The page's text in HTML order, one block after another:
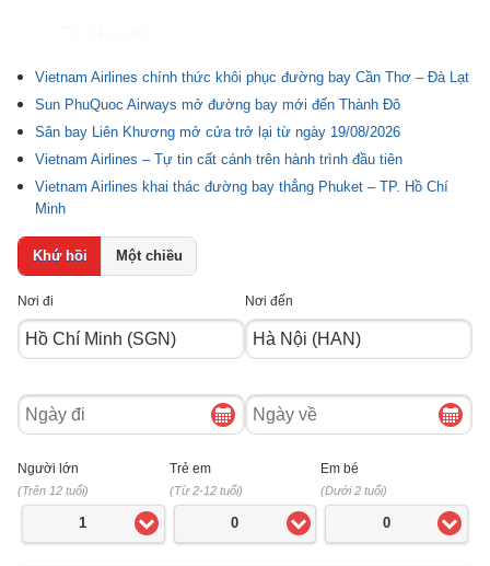
Vietnam Airlines chính thức khôi phục đường bay Cần Thơ – Đà Lạt
Sun PhuQuoc Airways mở đường bay mới đến Thành Đô
Sân bay Liên Khương mở cửa trở lại từ ngày 19/08/2026
Vietnam Airlines – Tự tin cất cánh trên hành trình đầu tiên
Vietnam Airlines khai thác đường bay thẳng Phuket – TP. Hồ Chí
Minh
Khứ hồi Một chiều
Nơi đi Nơi đến
Ngày
đi
Ngày
về
Người lớn
(Trên 12 tuổi)
1
Trẻ em
(Từ 2-12 tuổi)
0
Em bé
(Dưới 2 tuổi)
0